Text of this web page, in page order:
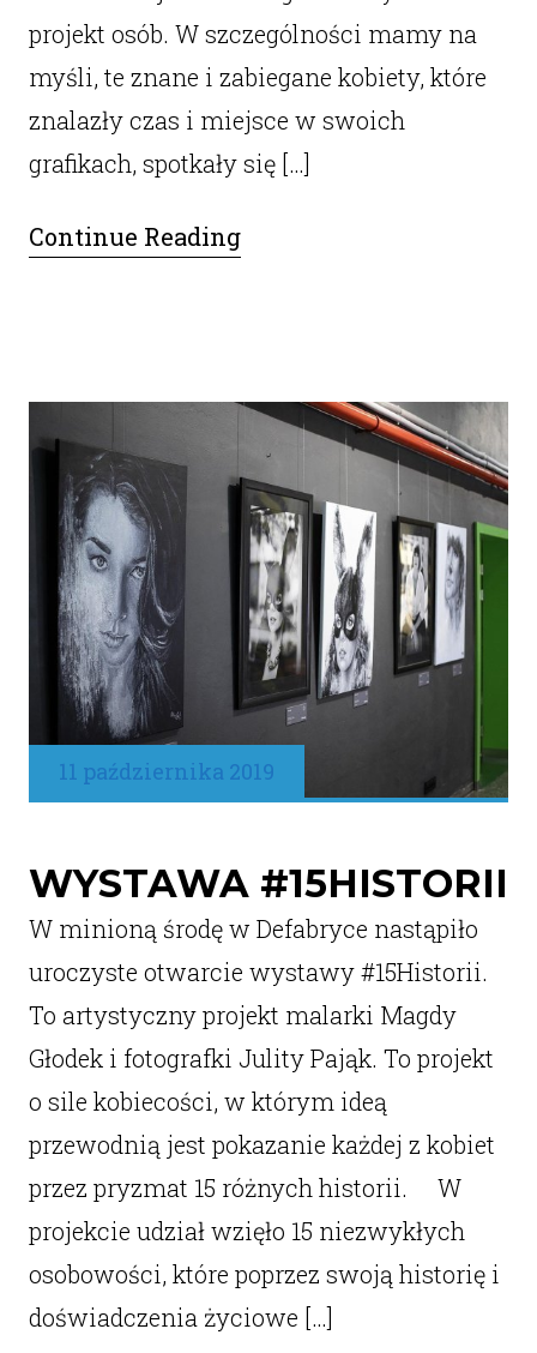
projekt osób. W szczególności mamy na
myśli, te znane i zabiegane kobiety, które
znalazły czas i miejsce w swoich
grafikach, spotkały się […]
Continue Reading
11 października 2019
WYSTAWA #15HISTORII
W minioną środę w Defabryce nastąpiło
uroczyste otwarcie wystawy #15Historii.
To artystyczny projekt malarki Magdy
Głodek i fotografki Julity Pająk. To projekt
o sile kobiecości, w którym ideą
przewodnią jest pokazanie każdej z kobiet
przez pryzmat 15 różnych historii. W
projekcie udział wzięło 15 niezwykłych
osobowości, które poprzez swoją historię i
doświadczenia życiowe […]